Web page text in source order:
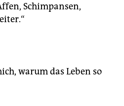
Schimpansen,
warum das Leben so